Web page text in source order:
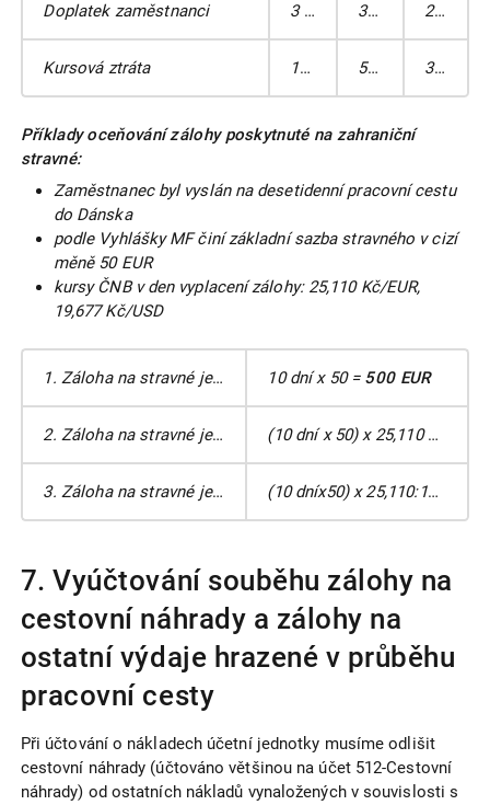
Doplatek zaměstnanci 3 274 333 211
Kursová ztráta 13,6 563 333
Příklady oceňování zálohy poskytnuté na zahraniční
stravné:
Zaměstnanec byl vyslán na desetidenní pracovní cestu
do Dánska
podle Vyhlášky MF činí základní sazba stravného v cizí
měně 50 EUR
kursy ČNB v den vyplacení zálohy: 25,110 Kč/EUR,
19,677 Kč/USD
1. Záloha na stravné je poskytnuta v měně stanovené Vyhláškou MF. 10 dní x 50 = 500 EUR
2. Záloha na stravné je po vzájemné dohodě poskytnuta v Kč (10 dní x 50) x 25,110 =
3. Záloha na stravné je po vzájemné dohodě poskytnuta v USD (10 dníx50) x 25,110:19,677 =
7. Vyúčtování souběhu zálohy na
cestovní náhrady a zálohy na
ostatní výdaje hrazené v průběhu
pracovní cesty
Při účtování o nákladech účetní jednotky musíme odlišit
cestovní náhrady (účtováno většinou na účet 512-Cestovní
náhrady) od ostatních nákladů vynaložených v souvislosti s